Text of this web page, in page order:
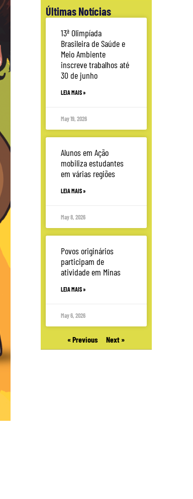
Últimas Notícias
13ª Olimpíada
Brasileira de Saúde e
Meio Ambiente
inscreve trabalhos até
30 de junho
LEIA MAIS »
May 19, 2026
Alunos em Ação
mobiliza estudantes
em várias regiões
LEIA MAIS »
May 8, 2026
Povos originários
participam de
atividade em Minas
LEIA MAIS »
May 6, 2026
« Previous Next »